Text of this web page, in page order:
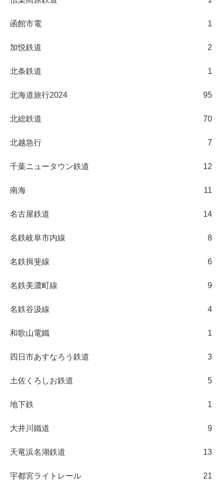
函館市電 1
加悦鉄道 2
北条鉄道 1
北海道旅行2024 95
北総鉄道 70
北越急行 7
千葉ニュータウン鉄道 12
南海 11
名古屋鉄道 14
名鉄岐阜市内線 8
名鉄揖斐線 6
名鉄美濃町線 9
名鉄谷汲線 4
和歌山電鐵 1
四日市あすなろう鉄道 3
土佐くろしお鉄道 5
地下鉄 1
大井川鐵道 9
天竜浜名湖鉄道 13
宇都宮ライトレール 21